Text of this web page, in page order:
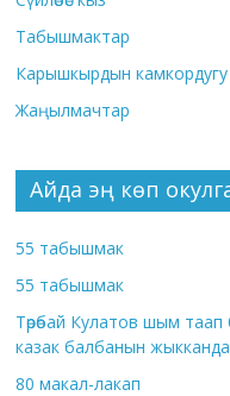
Табышмактар
Карышкырдын камкордугу
Жаңылмачтар
Айда эң көп
55 табышмак
55 табышмак
Төрөбай Кулатов шым
казак балбанын жыкканда
80 макал-лакап